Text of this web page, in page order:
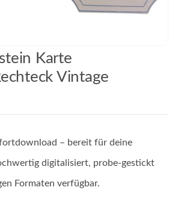
Karte
Vintage
– bereit für deine
digitalisiert, probe-gestickt
Formaten verfügbar.